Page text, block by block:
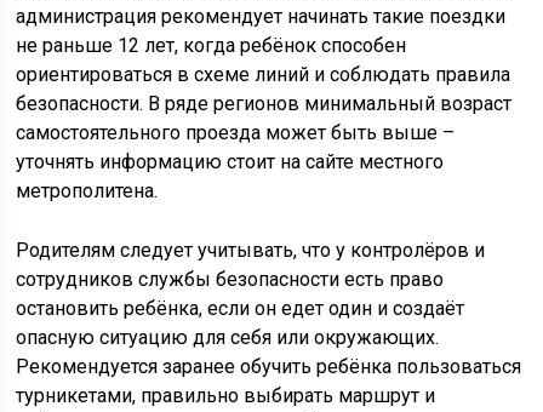
администрация рекомендует начинать такие поездки
не раньше 12 лет, когда ребёнок способен
ориентироваться в схеме линий и соблюдать правила
безопасности. В ряде регионов минимальный возраст
самостоятельного проезда может быть выше –
уточнять информацию стоит на сайте местного
метрополитена.
Родителям следует учитывать, что у контролёров и
сотрудников службы безопасности есть право
остановить ребёнка, если он едет один и создаёт
опасную ситуацию для себя или окружающих.
Рекомендуется заранее обучить ребёнка пользоваться
турникетами, правильно выбирать маршрут и